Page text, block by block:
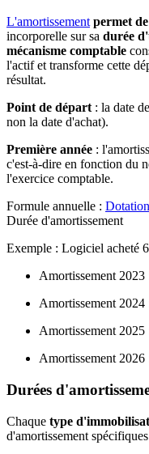
L'amortissement permet
incorporelle sur sa durée
mécanisme comptable
l'actif et transforme cette
résultat.
Point de départ : la date
non la date d'achat).
Première année :
c'est-à-dire en fonction du
l'exercice comptable.
Formule annuelle :
Durée d'amortissement
Exemple : Logiciel acheté
Amortissement
Amortissement 2024
Amortissement 2025
Amortissement
Durées
Chaque type
d'amortissement